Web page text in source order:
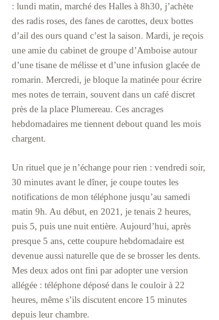
: lundi matin, marché des Halles à 8h30, j’achète
des radis roses, des fanes de carottes, deux bottes
d’ail des ours quand c’est la saison. Mardi, je reçois
une amie du cabinet de groupe d’Amboise autour
d’une tisane de mélisse et d’une infusion glacée de
romarin. Mercredi, je bloque la matinée pour écrire
mes notes de terrain, souvent dans un café discret
près de la place Plumereau. Ces ancrages
hebdomadaires me tiennent debout quand les mois
chargent.
Un rituel que je n’échange pour rien : vendredi soir,
30 minutes avant le dîner, je coupe toutes les
notifications de mon téléphone jusqu’au samedi
matin 9h. Au début, en 2021, je tenais 2 heures,
puis 5, puis une nuit entière. Aujourd’hui, après
presque 5 ans, cette coupure hebdomadaire est
devenue aussi naturelle que de se brosser les dents.
Mes deux ados ont fini par adopter une version
allégée : téléphone déposé dans le couloir à 22
heures, même s’ils discutent encore 15 minutes
depuis leur chambre.